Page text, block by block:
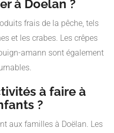
à Doelan ?
frais de la pêche, tels
et les crabes. Les crêpes
amann sont également
à faire à
?
aux familles à Doëlan. Les